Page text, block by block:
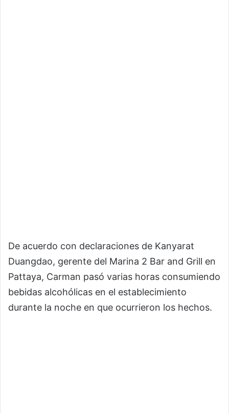
De acuerdo con declaraciones de Kanyarat
Duangdao, gerente del Marina 2 Bar and Grill en
Pattaya, Carman pasó varias horas consumiendo
bebidas alcohólicas en el establecimiento
durante la noche en que ocurrieron los hechos.